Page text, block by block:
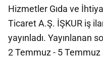
Hizmetler Gıda ve
Ticaret A.Ş. İŞKUR iş
yayınladı. Yayınlanan
2 Temmuz - 5 Temmuz